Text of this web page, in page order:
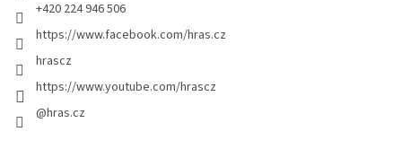
+420 224 946 506
https://www.facebook.com/hras.cz
hrascz
https://www.youtube.com/hrascz
@hras.cz